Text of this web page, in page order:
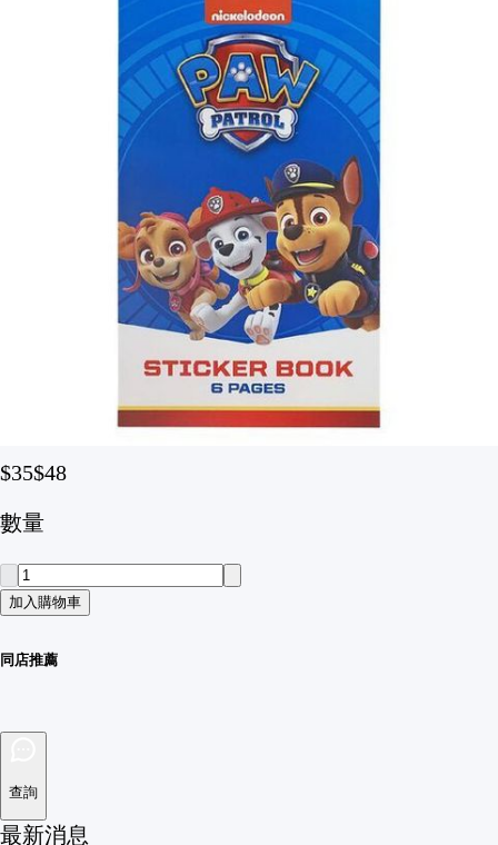
- 適合剪紙和剪貼簿
- Paw Patrol 主題
Paw Patrol 精美貼紙簿
$35$48
數量
加入購物車
同店推薦
查詢
最新消息